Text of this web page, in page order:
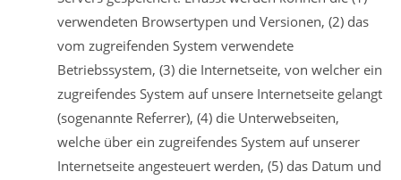
verwendeten Browsertypen und Versionen, (2) das
vom zugreifenden System verwendete
Betriebssystem, (3) die Internetseite, von welcher ein
zugreifendes System auf unsere Internetseite gelangt
(sogenannte Referrer), (4) die Unterwebseiten,
welche über ein zugreifendes System auf unserer
Internetseite angesteuert werden, (5) das Datum und